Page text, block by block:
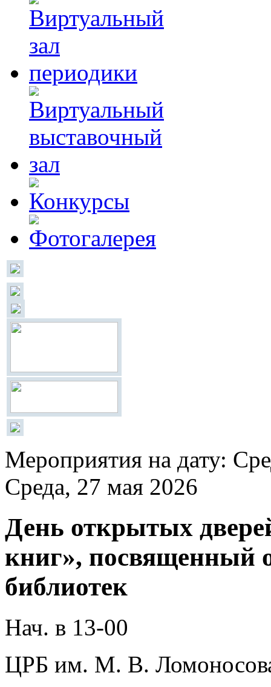
Мероприятия на дату:
Среда, 27 мая 2026
День открытых
книг», посвященный
библиотек
Нач. в 13-00
ЦРБ им. М. В.